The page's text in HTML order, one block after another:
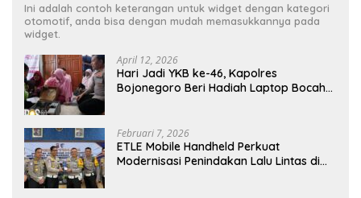
Ini adalah contoh keterangan untuk widget dengan kategori
otomotif, anda bisa dengan mudah memasukkannya pada
widget.
April 12, 2026
Hari Jadi YKB ke-46, Kapolres
Bojonegoro Beri Hadiah Laptop Bocah
Februari 7, 2026
ETLE Mobile Handheld Perkuat
Modernisasi Penindakan Lalu Lintas di